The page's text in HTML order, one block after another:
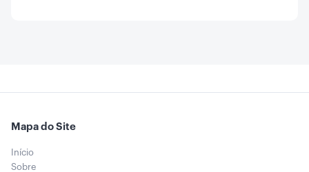
Mapa do Site
Início
Sobre